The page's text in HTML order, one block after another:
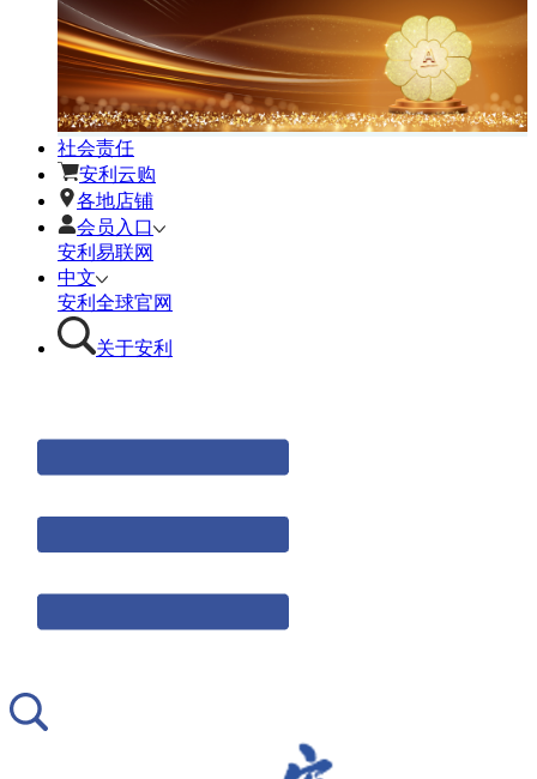
社会责任
安利云购
各地店铺
会员入口
安利易联网
中文
安利全球官网
关于安利